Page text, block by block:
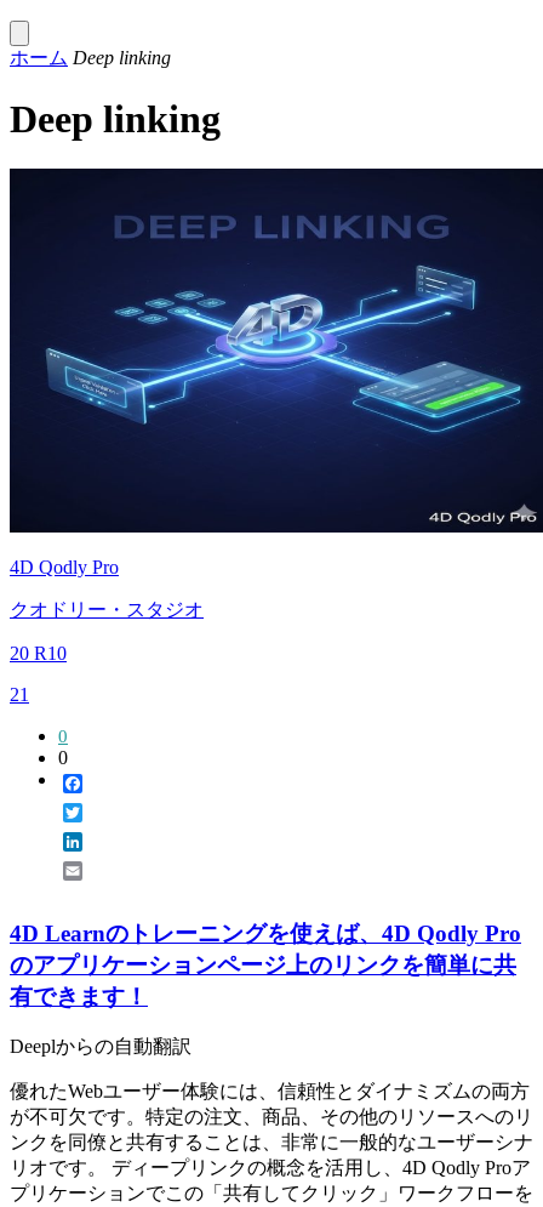
ホーム Deep linking
Deep linking
4D Qodly Pro
クオドリー・スタジオ
20 R10
21
0
0
4D Learnのトレーニングを使えば、4D Qodly Pro
のアプリケーションページ上のリンクを簡単に共
有できます！
Deeplからの自動翻訳
優れたWebユーザー体験には、信頼性とダイナミズムの両方
が不可欠です。特定の注文、商品、その他のリソースへのリ
ンクを同僚と共有することは、非常に一般的なユーザーシナ
リオです。 ディープリンクの概念を活用し、4D Qodly Proア
プリケーションでこの「共有してクリック」ワークフローを